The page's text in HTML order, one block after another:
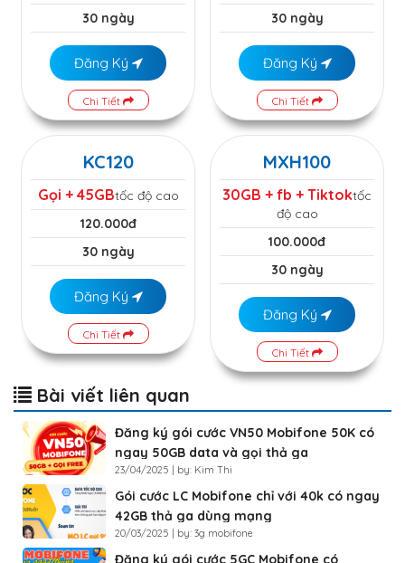
30 ngày
Đăng Ký
Chi Tiết
30 ngày
Đăng Ký
Chi Tiết
KC120
Gọi + 45GBtốc độ cao
120.000đ
30 ngày
Đăng Ký
Chi Tiết
MXH100
30GB + fb + Tiktoktốc
độ cao
100.000đ
30 ngày
Đăng Ký
Chi Tiết
Bài viết liên quan
Đăng ký gói cước VN50 Mobifone 50K có
ngay 50GB data và gọi thả ga
23/04/2025 | by: Kim Thi
Gói cước LC Mobifone chỉ với 40k có ngay
42GB thả ga dùng mạng
20/03/2025 | by: 3g mobifone
Đăng ký gói cước 5GC Mobifone có